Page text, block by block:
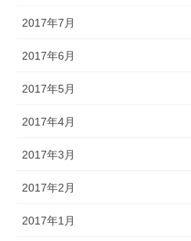
2017年7月
2017年6月
2017年5月
2017年4月
2017年3月
2017年2月
2017年1月